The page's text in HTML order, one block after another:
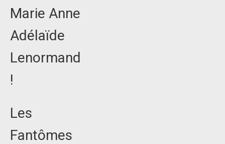
Marie Anne
Adélaïde
Lenormand
!
Les
Fantômes